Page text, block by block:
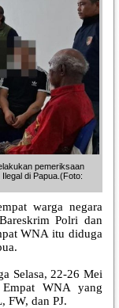
pemeriksaan
di Papua.(Foto:
warga negara
Polri dan
WNA itu diduga
Selasa, 22-26 Mei
WNA yang
FW, dan PJ.